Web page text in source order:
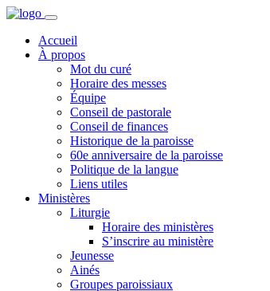
Accueil
À propos
Mot du curé
Horaire des messes
Équipe
Conseil de pastorale
Conseil de finances
Historique de la paroisse
60e anniversaire de la paroisse
Politique de la langue
Liens utiles
Ministères
Liturgie
Horaire des ministères
S’inscrire au ministère
Jeunesse
Ainés
Groupes paroissiaux